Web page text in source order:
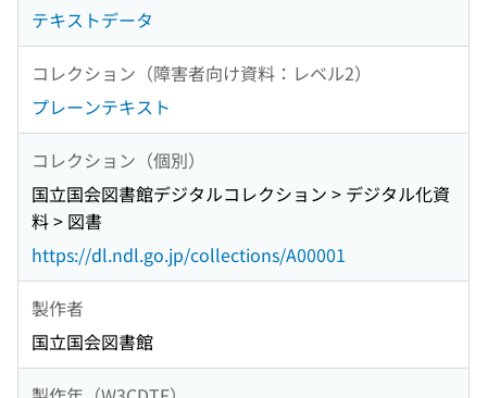
テキストデータ
コレクション（障害者向け資料：レベル2）
プレーンテキスト
コレクション（個別）
国立国会図書館デジタルコレクション > デジタル化資
料 > 図書
https://dl.ndl.go.jp/collections/A00001
製作者
国立国会図書館